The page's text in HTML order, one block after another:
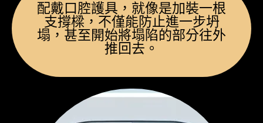
配戴口腔護具，就像是加裝一根
支撐樑，不僅能防止進一步坍
塌，甚至開始將塌陷的部分往外
推回去。